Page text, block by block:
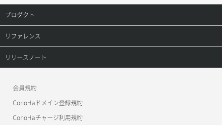
ネットワーク一覧取得
ネットワーク作成（ローカルネットワーク用）
メンバー更新
メンバー詳細取得
メンバー追加
オブジェクト複製
オブジェクト詳細取得
コンテナ一覧取得
コンテナ作成
コンテナ削除
レコード更新
レコード詳細取得
プロダクト
プロダクトトップ
ConoHa VPS(Ver.3.0)
ConoHa for GAME
リファレンス
リファレンストップ
OpenStack CLI
リリースノート
会員規約
ConoHaドメイン登録規約
ConoHaチャージ利用規約